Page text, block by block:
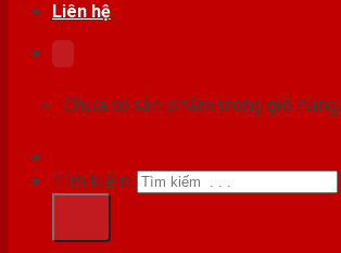
Liên hệ
Chưa có sản phẩm trong giỏ hàng.
Tìm kiếm: